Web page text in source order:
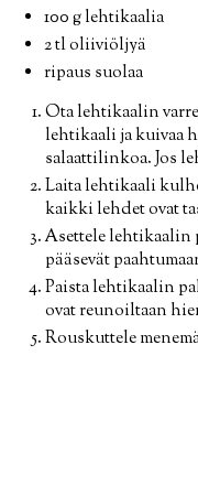
100 g lehtikaalia
2 tl oliiviöljyä
ripaus suolaa
Ota lehtikaalin
lehtikaali ja kuivaa
salaattilinkoa. Jos
Laita lehtikaali
kaikki lehdet ovat
Asettele lehtikaalin
pääsevät
Paista lehtikaalin
ovat reunoiltaan
Rouskuttele